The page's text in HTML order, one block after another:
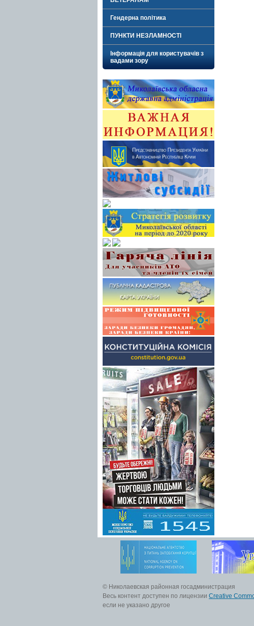
Гендерна політика
ПУНКТИ НЕЗЛАМНОСТІ
Інформація для користувачів з
вадами зору
© Николаевская районная госадминистрация
Весь контент доступен по лицензии Creative
если не указано другое